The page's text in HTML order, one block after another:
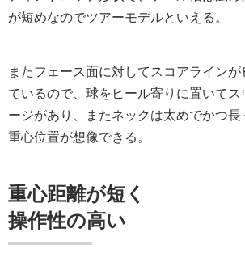
が短めなのでツアーモデルといえる。
またフェース面に対してスコアライン
ているので、球をヒール寄りに置いてス
ージがあり、またネックは太めでかつ
重心位置が想像できる。
重心距離が短く
操作性の高い